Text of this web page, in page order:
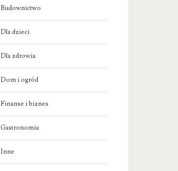
Budownictwo
Dla dzieci
Dla zdrowia
Dom i ogród
Finanse i biznes
Gastronomia
Inne